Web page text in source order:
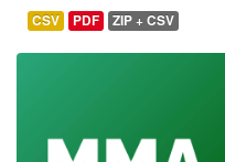
CSV PDF ZIP + CSV